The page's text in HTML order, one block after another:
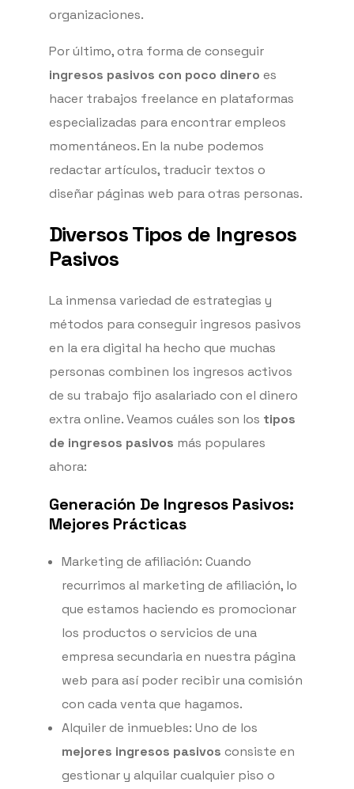
organizaciones.
Por último, otra forma de conseguir
ingresos pasivos con poco dinero es
hacer trabajos freelance en plataformas
especializadas para encontrar empleos
momentáneos. En la nube podemos
redactar artículos, traducir textos o
diseñar páginas web para otras personas.
Diversos Tipos de Ingresos
Pasivos
La inmensa variedad de estrategias y
métodos para conseguir ingresos pasivos
en la era digital ha hecho que muchas
personas combinen los ingresos activos
de su trabajo fijo asalariado con el dinero
extra online. Veamos cuáles son los tipos
de ingresos pasivos más populares
ahora:
Generación De Ingresos Pasivos:
Mejores Prácticas
Marketing de afiliación: Cuando
recurrimos al marketing de afiliación, lo
que estamos haciendo es promocionar
los productos o servicios de una
empresa secundaria en nuestra página
web para así poder recibir una comisión
con cada venta que hagamos.
Alquiler de inmuebles: Uno de los
mejores ingresos pasivos consiste en
gestionar y alquilar cualquier piso o